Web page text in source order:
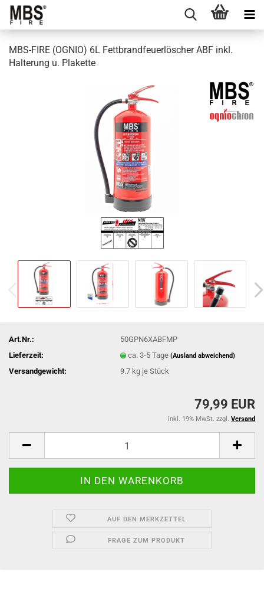
MBS-FIRE (OGNIO) 6L Fettbrandfeuerlöscher ABF inkl.
Halterung u. Plakette
Art.Nr.:
50GPN6XABFMP
Lieferzeit:
ca. 3-5 Tage(Ausland abweichend)
Versandgewicht: 9.7 kg je Stück
79,99 EUR
inkl. 19% MwSt. zzgl. Versand
AUF DEN MERKZETTEL
FRAGE ZUM PRODUKT